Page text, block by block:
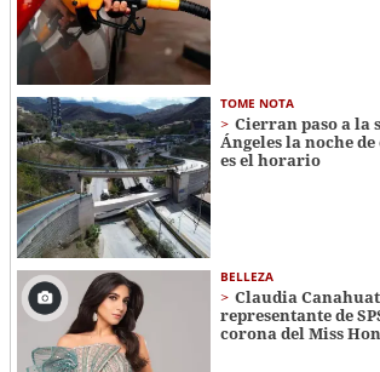
TOME NOTA
Cierran paso a la
Ángeles la noche
es el horario
BELLEZA
Claudia
representante de
corona del Miss